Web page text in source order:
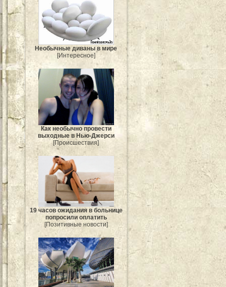
Необычные диваны в мире
[Интересное]
Как необычно провести
выходные в Нью-Джерси
[Происшествия]
19 часов ожидания в больнице
попросили оплатить
[Позитивные новости]